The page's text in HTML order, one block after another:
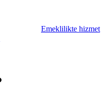
Emeklilikte hizmet